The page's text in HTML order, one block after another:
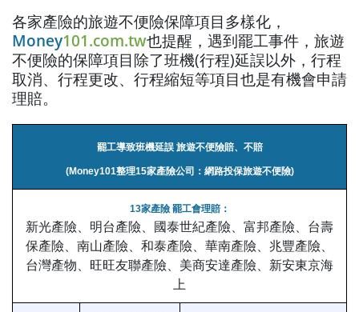
各家產險的旅遊不便險保障項目多樣化，
Money101.com.tw也提醒，遇到罷工事件，旅遊
不便險的保障項目除了班機(行程)延誤以外，行程
取消、行程更改、行程縮短等項目也是有機會申請
理賠。
罷工導致班機延誤 旅遊不便險賠、不賠
(Money101整理15家產險公司：網路投保旅遊不便險)
13家產險 罷工會理賠：
新光產險、明台產險、國泰世紀產險、富邦產險、台壽
保產險、南山產險、和泰產險、華南產險、兆豐產險、
台灣產物、旺旺友聯產險、美商安達產險、新安東京海
上